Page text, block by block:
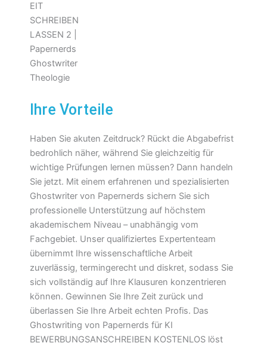
Ihre Vorteile
Haben Sie akuten Zeitdruck? Rückt die Abgabefrist
bedrohlich näher, während Sie gleichzeitig für
wichtige Prüfungen lernen müssen? Dann handeln
Sie jetzt. Mit einem erfahrenen und spezialisierten
Ghostwriter von Papernerds sichern Sie sich
professionelle Unterstützung auf höchstem
akademischem Niveau – unabhängig vom
Fachgebiet. Unser qualifiziertes Expertenteam
übernimmt Ihre wissenschaftliche Arbeit
zuverlässig, termingerecht und diskret, sodass Sie
sich vollständig auf Ihre Klausuren konzentrieren
können. Gewinnen Sie Ihre Zeit zurück und
überlassen Sie Ihre Arbeit echten Profis. Das
Ghostwriting von Papernerds für KI
BEWERBUNGSANSCHREIBEN KOSTENLOS löst